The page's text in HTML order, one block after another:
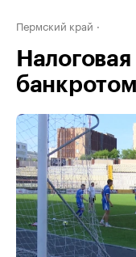
Пермский край